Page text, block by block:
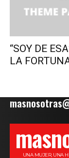
“SOY DE
LA
UNA MUJER, UNA